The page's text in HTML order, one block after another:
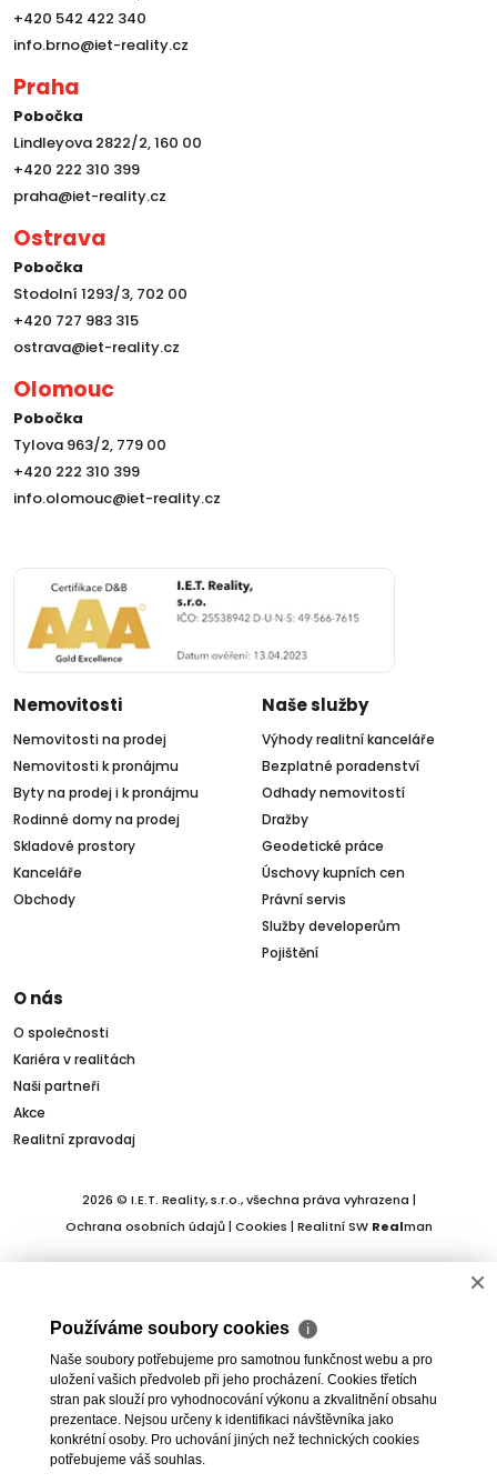
+420 542 422 340
info.brno@iet-reality.cz
Praha
Pobočka
Lindleyova 2822/2, 160 00
+420 222 310 399
praha@iet-reality.cz
Ostrava
Pobočka
Stodolní 1293/3, 702 00
+420 727 983 315
ostrava@iet-reality.cz
Olomouc
Pobočka
Tylova 963/2, 779 00
+420 222 310 399
info.olomouc@iet-reality.cz
Nemovitosti
Nemovitosti na prodej
Nemovitosti k pronájmu
Byty na prodej i k pronájmu
Rodinné domy na prodej
Skladové prostory
Kanceláře
Obchody
Naše služby
Výhody realitní kanceláře
Bezplatné poradenství
Odhady nemovitostí
Dražby
Geodetické práce
Úschovy kupních cen
Právní servis
Služby developerům
Pojištění
O nás
O společnosti
Kariéra v realitách
Naši partneři
Akce
Realitní zpravodaj
2026 © I.E.T. Reality, s.r.o., všechna práva vyhrazena |
Ochrana osobních údajů| Cookies | Realitní SW Realman
×
Používáme soubory cookies ℹ
Naše soubory potřebujeme pro samotnou funkčnost webu a pro
uložení vašich předvoleb při jeho procházení. Cookies třetích
stran pak slouží pro vyhodnocování výkonu a zkvalitnění obsahu
prezentace. Nejsou určeny k identifikaci návštěvníka jako
konkrétní osoby. Pro uchování jiných než technických cookies
potřebujeme váš souhlas.